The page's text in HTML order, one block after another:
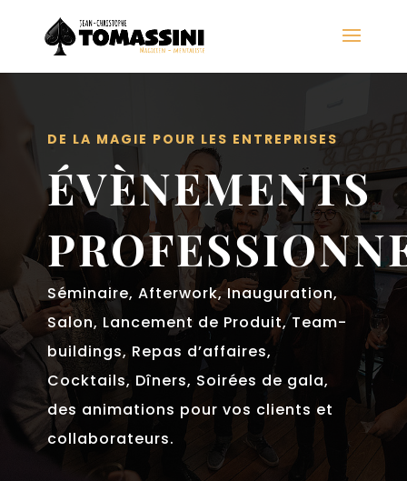
DE LA MAGIE POUR LES ENTREPRISES
ÉVÈNEMENTS
Séminaire, Afterwork, Inauguration,
Salon, Lancement de Produit,Team-
buildings, Repas d’affaires,
Cocktails, Dîners, Soirées de gala,
des animations pour vos clients et
collaborateurs.